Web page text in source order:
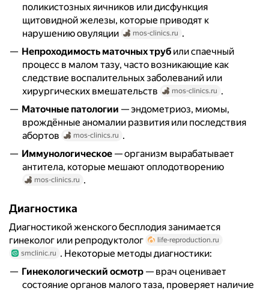
поликистозных яичников или дисфункция
щитовидной железы, которые приводят к
нарушению овуляции
mos-clinics.ru .
Непроходимость маточных труб или спаечный
процесс в малом тазу, часто возникающие как
следствие воспалительных заболеваний или
хирургических вмешательств
mos-clinics.ru .
Маточные патологии — эндометриоз, миомы,
врождённые аномалии развития или последствия
абортов
mos-clinics.ru .
Иммунологическое — организм вырабатывает
антитела, которые мешают оплодотворению
mos-clinics.ru .
Диагностика
Диагностикой женского бесплодия занимается
гинеколог или репродуктолог
life-reproduction.ru
smclinic.ru . Некоторые методы диагностики:
Гинекологический осмотр — врач оценивает
состояние органов малого таза, проверяет наличие